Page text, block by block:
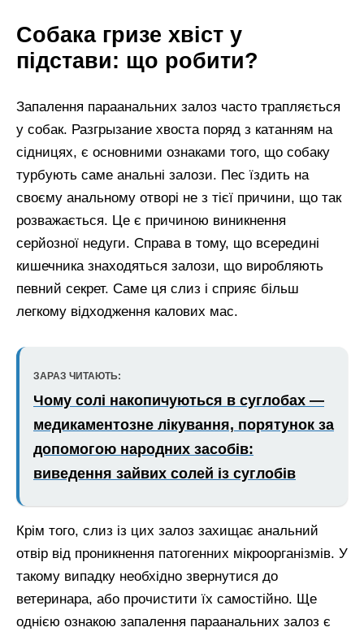
Собака гризе хвіст у
підстави: що робити?
Запалення параанальних залоз часто трапляється
у собак. Разгрызание хвоста поряд з катанням на
сідницях, є основними ознаками того, що собаку
турбують саме анальні залози. Пес їздить на
своєму анальному отворі не з тієї причини, що так
розважається. Це є причиною виникнення
серйозної недуги. Справа в тому, що всередині
кишечника знаходяться залози, що виробляють
певний секрет. Саме ця слиз і сприяє більш
легкому відходження калових мас.
ЗАРАЗ ЧИТАЮТЬ:
Чому солі накопичуються в суглобах —
медикаментозне лікування, порятунок за
допомогою народних засобів:
виведення зайвих солей із суглобів
Крім того, слиз із цих залоз захищає анальний
отвір від проникнення патогенних мікроорганізмів. У
такому випадку необхідно звернутися до
ветеринара, або прочистити їх самостійно. Ще
однією ознакою запалення параанальних залоз є